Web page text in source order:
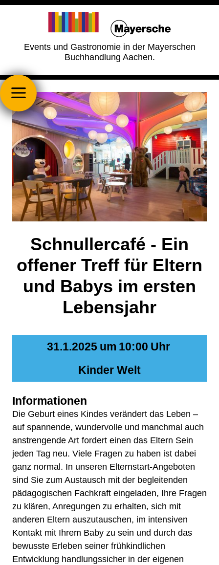
Events und Gastronomie in der Mayerschen
Buchhandlung Aachen.
Schnullercafé - Ein
offener Treff für Eltern
und Babys im ersten
Lebensjahr
31.1.2025 um 10:00 Uhr
Kinder Welt
Informationen
Die Geburt eines Kindes verändert das Leben –
auf spannende, wundervolle und manchmal auch
anstrengende Art fordert einen das Eltern Sein
jeden Tag neu. Viele Fragen zu haben ist dabei
ganz normal. In unseren Elternstart-Angeboten
sind Sie zum Austausch mit der begleitenden
pädagogischen Fachkraft eingeladen, Ihre Fragen
zu klären, Anregungen zu erhalten, sich mit
anderen Eltern auszutauschen, im intensiven
Kontakt mit Ihrem Baby zu sein und durch das
bewusste Erleben seiner frühkindlichen
Entwicklung handlungssicher in der eigenen